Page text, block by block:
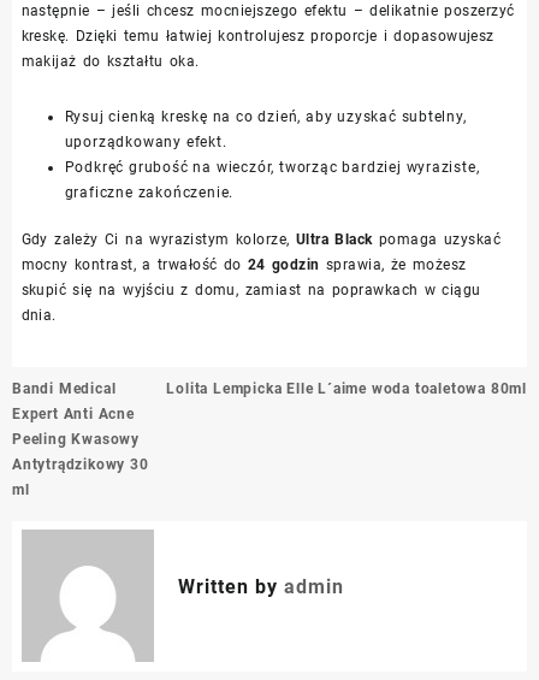
następnie – jeśli chcesz mocniejszego efektu – delikatnie poszerzyć
kreskę. Dzięki temu łatwiej kontrolujesz proporcje i dopasowujesz
makijaż do kształtu oka.
Rysuj cienką kreskę na co dzień, aby uzyskać subtelny,
uporządkowany efekt.
Podkręć grubość na wieczór, tworząc bardziej wyraziste,
graficzne zakończenie.
Gdy zależy Ci na wyrazistym kolorze, Ultra Black pomaga uzyskać
mocny kontrast, a trwałość do 24 godzin sprawia, że możesz
skupić się na wyjściu z domu, zamiast na poprawkach w ciągu
dnia.
Nawigacja
wpisu
Bandi Medical
Expert Anti Acne
Peeling Kwasowy
Antytrądzikowy 30
ml
Lolita Lempicka Elle L´aime woda toaletowa 80ml
Written by admin